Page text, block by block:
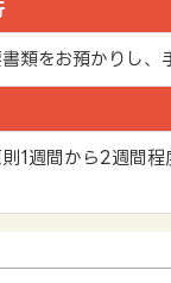
類をお預かりし、
1週間から2週間程